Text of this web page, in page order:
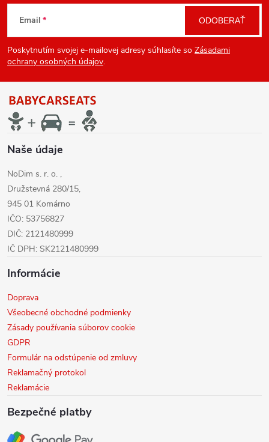
Z
á
p
ä
e
Email
Poskytnutím svojej e-mailovej adresy súhlasíte so Zásadami
ochrany osobných údajov.
ODOBERAŤ
Naše údaje
NoDim s. r. o. ,
Družstevná 280/15,
945 01 Komárno
IČO: 53756827
DIČ: 2121480999
IČ DPH: SK2121480999
Informácie
Doprava
Všeobecné obchodné podmienky
Zásady používania súborov cookie
GDPR
Formulár na odstúpenie od zmluvy
Reklamačný protokol
Reklamácie
Bezpečné platby